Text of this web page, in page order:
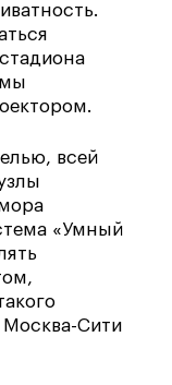
всей
«Умный
Москва-Сити